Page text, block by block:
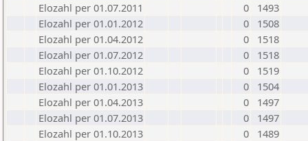
Elozahl per 01.07.2011
0
1493
Elozahl per 01.01.2012
0
1508
Elozahl per 01.04.2012
0
1518
Elozahl per 01.07.2012
0
1518
Elozahl per 01.10.2012
0
1519
Elozahl per 01.01.2013
0
1504
Elozahl per 01.04.2013
0
1497
Elozahl per 01.07.2013
0
1497
Elozahl per 01.10.2013
0
1489